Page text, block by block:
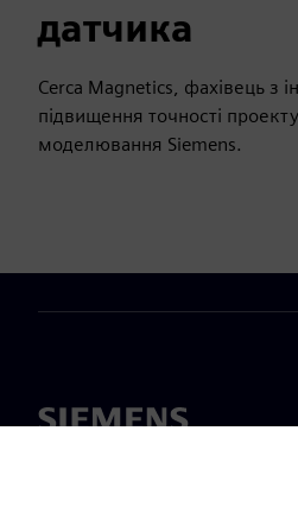
датчика
Cerca Magnetics, фахівець з
підвищення точності
моделювання Siemens.